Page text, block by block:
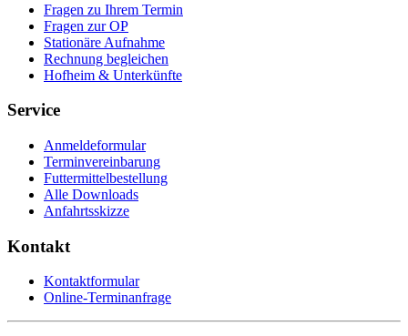
Fragen zu Ihrem Termin
Fragen zur OP
Stationäre Aufnahme
Rechnung begleichen
Hofheim & Unterkünfte
Service
Anmeldeformular
Terminvereinbarung
Futtermittelbestellung
Alle Downloads
Anfahrtsskizze
Kontakt
Kontaktformular
Online-Terminanfrage